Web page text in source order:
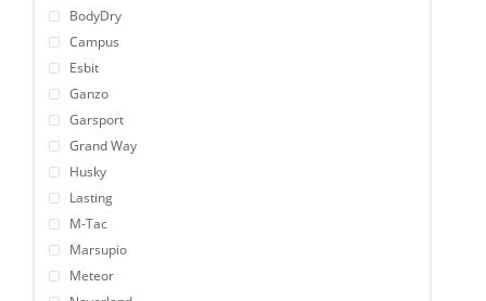
BodyDry
Campus
Esbit
Ganzo
Garsport
Grand Way
Husky
Lasting
M-Tac
Marsupio
Meteor